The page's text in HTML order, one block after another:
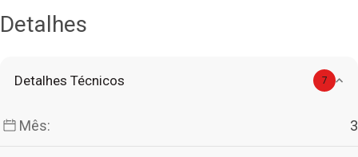
Detalhes
Detalhes Técnicos 7
Mês: 3